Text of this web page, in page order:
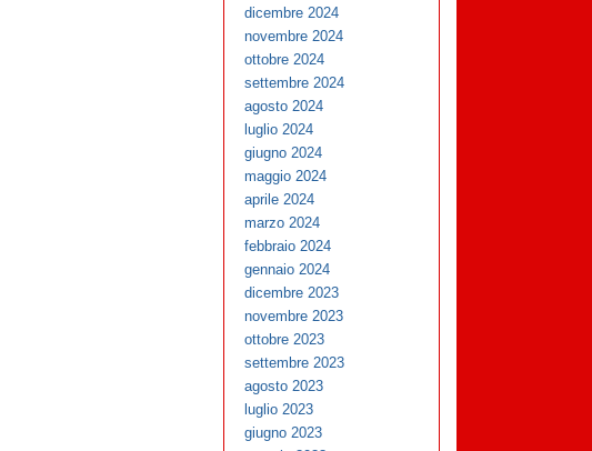
dicembre 2024
novembre 2024
ottobre 2024
settembre 2024
agosto 2024
luglio 2024
giugno 2024
maggio 2024
aprile 2024
marzo 2024
febbraio 2024
gennaio 2024
dicembre 2023
novembre 2023
ottobre 2023
settembre 2023
agosto 2023
luglio 2023
giugno 2023